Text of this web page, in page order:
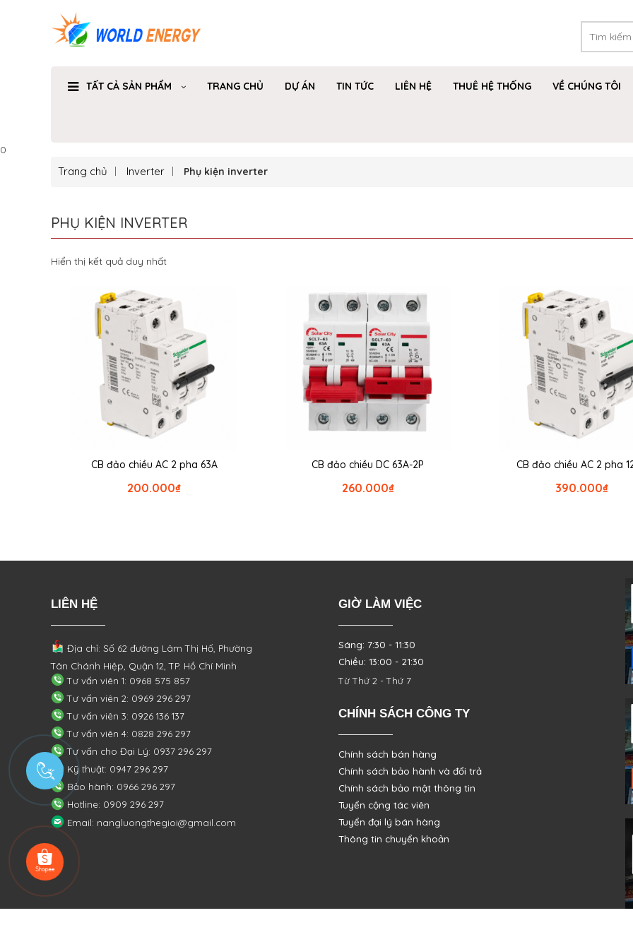
TẤT CẢ SẢN PHẨM TRANG CHỦ DỰ ÁN TIN TỨC LIÊN HỆ THUÊ HỆ THỐNG VỀ CHÚNG TÔI
0
Trang chủ Inverter Phụ kiện inverter
PHỤ KIỆN INVERTER
Hiển thị kết quả duy nhất
CB đảo chiều AC 2 pha 63A
₫
200.000
CB đảo chiều DC 63A-2P
₫
260.000
CB đảo chiều AC 2 pha
₫
390.000
LIÊN HỆ
Địa chỉ: Số 62 đường Lâm Thị Hố, Phường
Tân Chánh Hiệp, Quận 12, TP. Hồ Chí Minh
Tư vấn viên 1: 0968 575 857
Tư vấn viên 2: 0969 296 297
Tư vấn viên 3: 0926 136 137
Tư vấn viên 4: 0828 296 297
Tư vấn cho Đại Lý: 0937 296 297
Kỹ thuật: 0947 296 297
Bảo hành: 0966 296 297
Hotline: 0909 296 297
Email: nangluongthegioi@gmail.com
GIỜ LÀM VIỆC
Sáng: 7:30 - 11:30
Chiều: 13:00 - 21:30
Từ Thứ 2 - Thứ 7
CHÍNH SÁCH CÔNG TY
Chính sách bán hàng
Chính sách bảo hành và đổi trả
Chính sách bảo mật thông tin
Tuyển cộng tác viên
Tuyển đại lý bán hàng
Thông tin chuyển khoản